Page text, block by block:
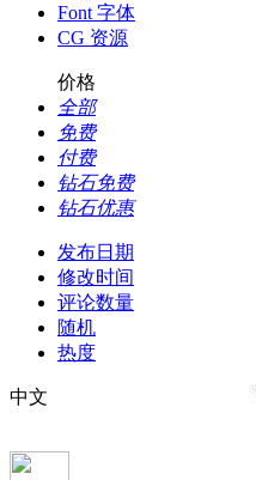
Font 字体
CG 资源
价格
全部
免费
付费
钻石免费
钻石优惠
发布日期
修改时间
评论数量
随机
热度
中文